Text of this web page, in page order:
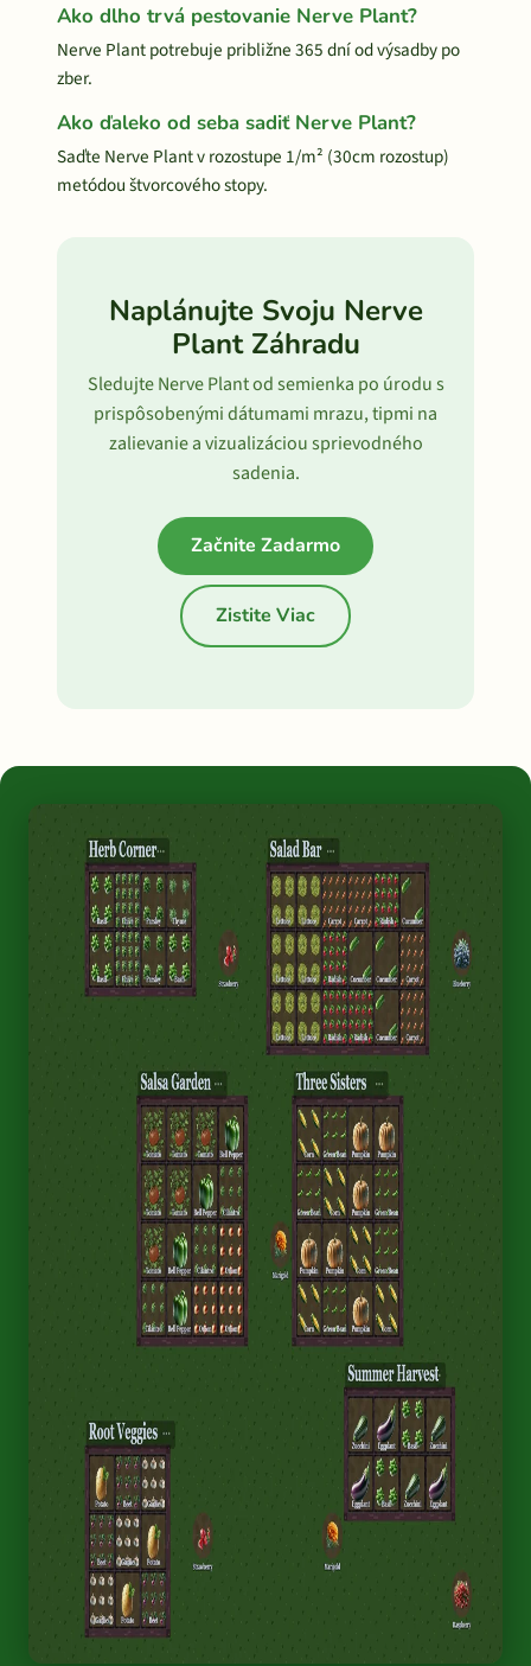
Ako dlho trvá pestovanie Nerve Plant?
Nerve Plant potrebuje približne 365 dní od výsadby po
zber.
Ako ďaleko od seba sadiť Nerve Plant?
Saďte Nerve Plant v rozostupe 1/m² (30cm rozostup)
metódou štvorcového stopy.
Naplánujte Svoju Nerve
Plant Záhradu
Sledujte Nerve Plant od semienka po úrodu s
prispôsobenými dátumami mrazu, tipmi na
zalievanie a vizualizáciou sprievodného
sadenia.
Začnite Zadarmo
Zistite Viac